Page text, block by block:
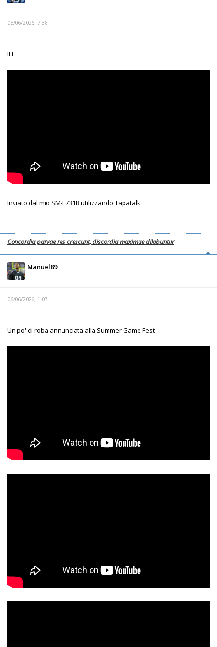
05/06/2026, 7:38
ILL
Inviato dal mio SM-F731B utilizzando Tapatalk
Concordia parvae res crescunt, discordia maximae dilabuntur
Manuel89
06/06/2026, 1:07
Un po' di roba annunciata alla Summer Game Fest: